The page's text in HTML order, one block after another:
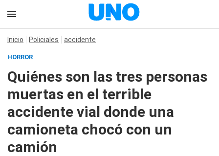
Inicio Policiales accidente
HORROR
Quiénes son las tres personas
muertas en el terrible
accidente vial donde una
camioneta chocó con un
camión